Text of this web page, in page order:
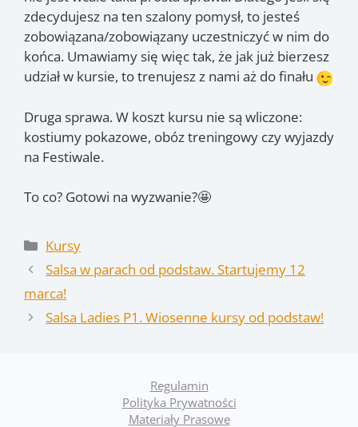
zdecydujesz na ten szalony pomysł, to jesteś
zobowiązana/zobowiązany uczestniczyć w nim do
końca. Umawiamy się więc tak, że jak już bierzesz
udział w kursie, to trenujesz z nami aż do finału
Druga sprawa. W koszt kursu nie są wliczone:
kostiumy pokazowe, obóz treningowy czy wyjazdy
na Festiwale.
To co? Gotowi na wyzwanie?🤩
Kategorie
Kursy
Salsa w parach od podstaw. Startujemy 12
marca!
Salsa Ladies P1. Wiosenne kursy od podstaw!
Regulamin
Polityka Prywatności
Materiały Prasowe